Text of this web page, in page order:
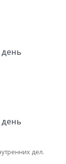
дел.